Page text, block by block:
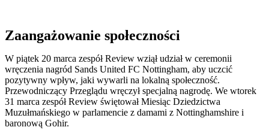
Zaangażowanie społeczności
W piątek 20 marca zespół Review wziął udział w ceremonii
wręczenia nagród Sands United FC Nottingham, aby uczcić
pozytywny wpływ, jaki wywarli na lokalną społeczność.
Przewodniczący Przeglądu wręczył specjalną nagrodę. We wtorek
31 marca zespół Review świętował Miesiąc Dziedzictwa
Muzułmańskiego w parlamencie z damami z Nottinghamshire i
baronową Gohir.